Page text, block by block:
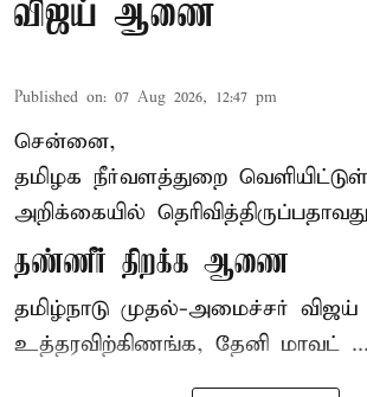
விஜய் ஆணை
Published on: 07 Aug 2026, 12:47 pm
சென்னை,
தமிழக நீர்வளத்துறை
அறிக்கையில்
தண்ணீர் திறக்க ஆணை
தமிழ்நாடு முதல்-அமைச்சர் விஜய்
உத்தரவிற்கிணங்க, தேனி மாவட் ...